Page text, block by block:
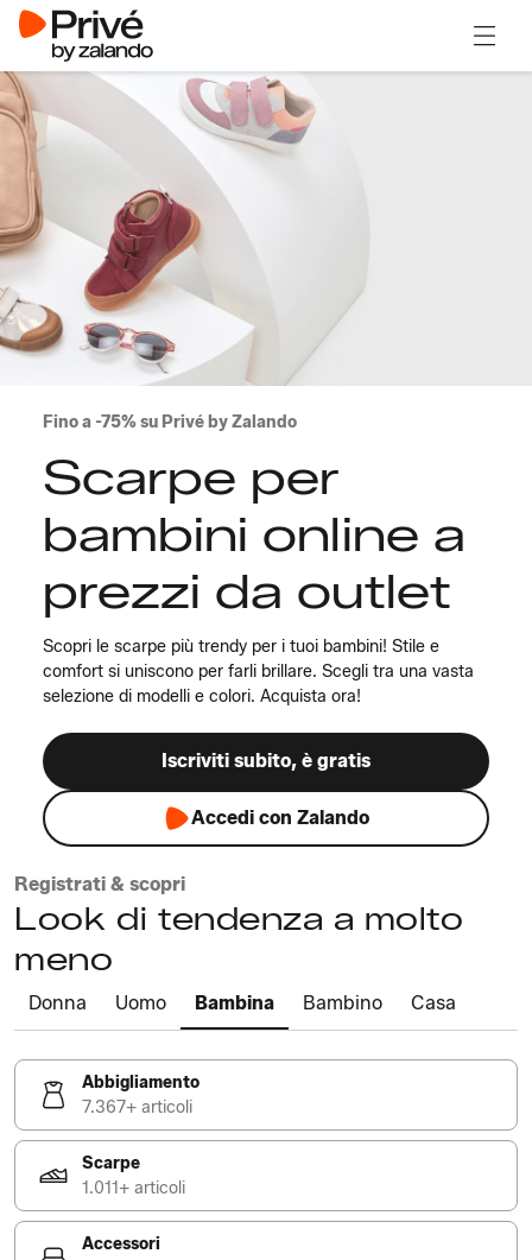
Fino a -75% su Privé by Zalando
Scarpe per
bambini online a
prezzi da outlet
Scopri le scarpe più trendy per i tuoi bambini! Stile e
comfort si uniscono per farli brillare. Scegli tra una vasta
selezione di modelli e colori. Acquista ora!
Iscriviti subito, è gratis
Accedi con Zalando
Registrati & scopri
Look di tendenza a molto
meno
Donna Uomo Bambina Bambino Casa
Abbigliamento
7.367+ articoli
Scarpe
1.011+ articoli
Accessori